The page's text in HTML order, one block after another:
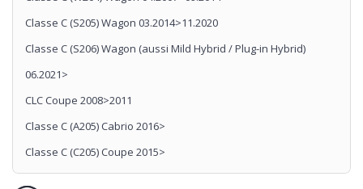
Classe C (S205) Wagon 03.2014>11.2020
Classe C (S206) Wagon (aussi Mild Hybrid / Plug-in Hybrid)
06.2021>
CLC Coupe 2008>2011
Classe C (A205) Cabrio 2016>
Classe C (C205) Coupe 2015>